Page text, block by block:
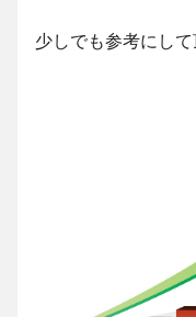
少しでも参考にして